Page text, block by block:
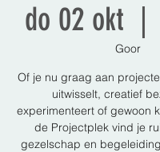
do 02 okt
Goor
Of je nu graag aan
uitwisselt, creatief
experimenteert of gewoon
de Projectplek vind je
gezelschap en